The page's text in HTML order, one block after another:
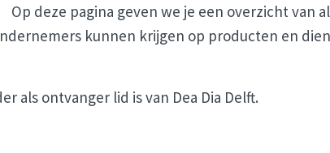
Op deze pagina geven we je een overzicht van
kunnen krijgen op producten en
als ontvanger lid is van Dea Dia Delft.